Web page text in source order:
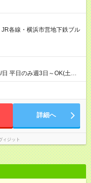
JR各線・横浜市営地下鉄ブル
平日のみ週3日～OK(土日
の間、1日
相談可能 ※扶養内勤務OK、
詳細へ
ィジット